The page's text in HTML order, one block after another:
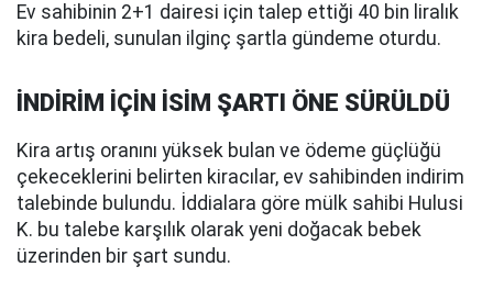
Ev sahibinin 2+1 dairesi için talep ettiği 40 bin liralık
kira bedeli, sunulan ilginç şartla gündeme oturdu.
İNDİRİM İÇİN İSİM ŞARTI ÖNE SÜRÜLDÜ
Kira artış oranını yüksek bulan ve ödeme güçlüğü
çekeceklerini belirten kiracılar, ev sahibinden indirim
talebinde bulundu. İddialara göre mülk sahibi Hulusi
K. bu talebe karşılık olarak yeni doğacak bebek
üzerinden bir şart sundu.